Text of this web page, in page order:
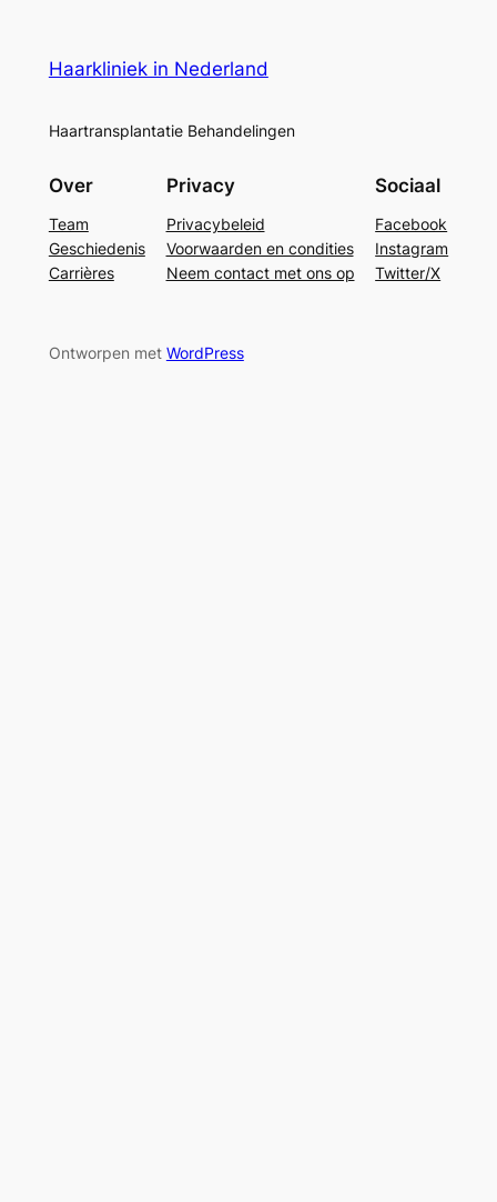
Haarkliniek in Nederland
Haartransplantatie Behandelingen
Over
Team
Geschiedenis
Carrières
Privacy
Privacybeleid
Voorwaarden en condities
Neem contact met ons op
Sociaal
Facebook
Instagram
Twitter/X
Ontworpen met WordPress